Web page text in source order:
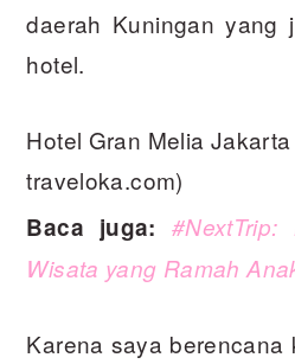
daerah Kuningan yang
hotel.
Hotel Gran Melia
traveloka.com)
Baca juga:
Wisata yang Ramah
Karena saya berencana